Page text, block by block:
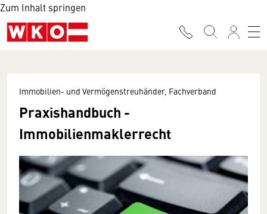
Zum Inhalt springen
Immobilien- und Vermögenstreuhänder, Fachverband
Praxishandbuch -
Immobilienmaklerrecht